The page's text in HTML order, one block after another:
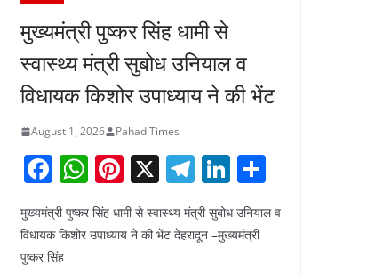
मुख्यमंत्री पुष्कर सिंह धामी से
स्वास्थ्य मंत्री सुबोध उनियाल व
विधायक किशोर उपाध्याय ने की भेंट
August 1, 2026 Pahad Times
F
a
c
e
W
h
at
Pi
nt
er
X T
el
e
gr
Li
n
k ar
मुख्यमंत्री पुष्कर सिंह धामी से स्वास्थ्य मंत्री सुबोध उनियाल व
विधायक किशोर उपाध्याय ने की भेंट देहरादून –मुख्यमंत्री
पुष्कर सिंह